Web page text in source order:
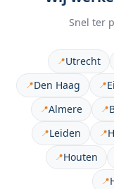
Snel ter
📍Utrecht
📍Den Haag 📍
📍Almere 📍
📍Leiden 📍
📍Houten
📍